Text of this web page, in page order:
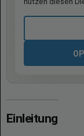
Einleitung